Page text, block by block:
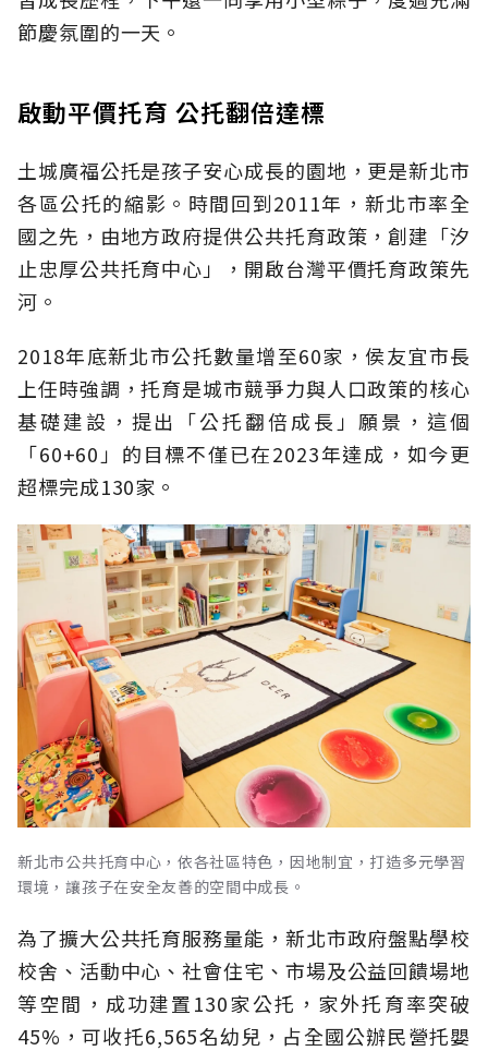
節慶氛圍的一天。
啟動平價托育 公托翻倍達標
土城廣福公托是孩子安心成長的園地，更是新北市
各區公托的縮影。時間回到2011年，新北市率全
國之先，由地方政府提供公共托育政策，創建「汐
止忠厚公共托育中心」，開啟台灣平價托育政策先
河。
2018年底新北市公托數量增至60家，侯友宜市長
上任時強調，托育是城市競爭力與人口政策的核心
基礎建設，提出「公托翻倍成長」願景，這個
「60+60」的目標不僅已在2023年達成，如今更
超標完成130家。
新北市公共托育中心，依各社區特色，因地制宜，打造多元學習
環境，讓孩子在安全友善的空間中成長。
為了擴大公共托育服務量能，新北市政府盤點學校
校舍、活動中心、社會住宅、市場及公益回饋場地
等空間，成功建置130家公托，家外托育率突破
45%，可收托6,565名幼兒，占全國公辦民營托嬰